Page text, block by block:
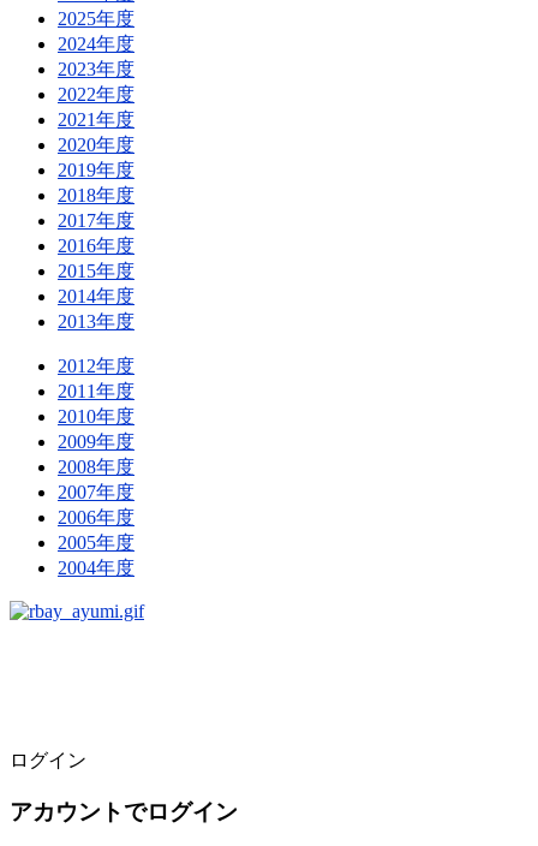
2025年度
2024年度
2023年度
2022年度
2021年度
2020年度
2019年度
2018年度
2017年度
2016年度
2015年度
2014年度
2013年度
2012年度
2011年度
2010年度
2009年度
2008年度
2007年度
2006年度
2005年度
2004年度
ログイン
アカウントでログイン